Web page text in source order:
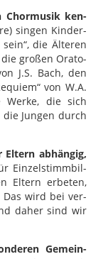
Chor­mu­sik ken­
sin­gen Kin­der­
die Älte­ren
die gro­ßen Ora­to­
J.S. Bach, den
von W.A.
Werke, die sich
Jun­gen durch
abhän­gig,
Ein­zel­stimm­bil­
Eltern erbe­ten,
Das wird bei ver­
daher sind wir
Gemein­